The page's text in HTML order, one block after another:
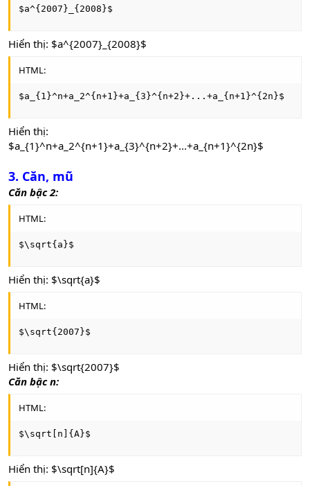
$a^{2007}_{2008}$
Hiển thị: $a^{2007}_{2008}$
HTML:
$a_{1}^n+a_2^{n+1}+a_{3}^{n+2}+...+a_{n+1}^{2n}$
Hiển thị:
$a_{1}^n+a_2^{n+1}+a_{3}^{n+2}+...+a_{n+1}^{2n}$
3. Căn, mũ
Căn bậc 2:
HTML:
$\sqrt{a}$
Hiển thị: $\sqrt{a}$
HTML:
$\sqrt{2007}$
Hiển thị: $\sqrt{2007}$
Căn bậc n:
HTML:
$\sqrt[n]{A}$
Hiển thị: $\sqrt[n]{A}$